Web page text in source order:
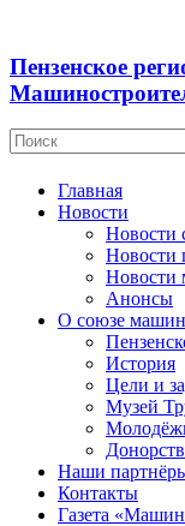
Пензенское
Главная
Новости
Новости
Новости
Новости
Анонсы
О союзе
История
Цели и
Музей
Наши
Контакты
Газета